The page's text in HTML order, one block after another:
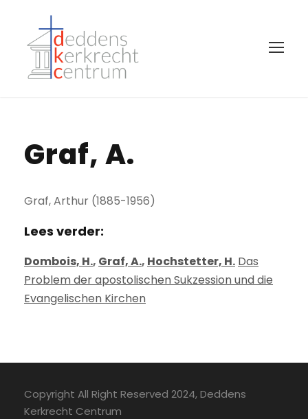
Graf, A.
Graf, Arthur (1885-1956)
Lees verder:
Dombois, H., Graf, A., Hochstetter, H. Das
Problem der apostolischen Sukzession und die
Evangelischen Kirchen
Copyright All Right Reserved 2024, Deddens
Kerkrecht Centrum